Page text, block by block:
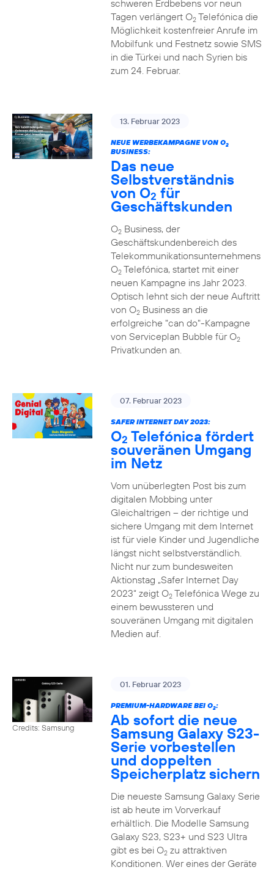
schweren Erdbebens vor neun
Tagen verlängert O2Telefónica die
Möglichkeit kostenfreier Anrufe im
Mobilfunk und Festnetz sowie SMS
in die Türkei und nach Syrien bis
zum 24. Februar.
13. Februar 2023
NEUE WERBEKAMPAGNE VON O2
BUSINESS:
Das neue
Selbstverständnis
von O2 für
Geschäftskunden
O2Business, der
Geschäftskundenbereich des
Telekommunikationsunternehmens
O2Telefónica, startet mit einer
neuen Kampagne ins Jahr 2023.
Optisch lehnt sich der neue Auftritt
von O2Business an die
erfolgreiche "can do"-Kampagne
von Serviceplan Bubble für O2
Privatkunden an.
07. Februar 2023
SAFER INTERNET DAY 2023:
O2 Telefónica fördert
souveränen Umgang
im Netz
Vom unüberlegten Post bis zum
digitalen Mobbing unter
Gleichaltrigen – der richtige und
sichere Umgang mit dem Internet
ist für viele Kinder und Jugendliche
längst nicht selbstverständlich.
Nicht nur zum bundesweiten
Aktionstag „Safer Internet Day
2023“ zeigt O2Telefónica Wege zu
einem bewussteren und
souveränen Umgang mit digitalen
Medien auf.
Credits: Samsung
01. Februar 2023
PREMIUM-HARDWARE BEI O2:
Ab sofort die neue
Samsung Galaxy S23-
Serie vorbestellen
und doppelten
Speicherplatz sichern
Die neueste Samsung Galaxy Serie
ist ab heute im Vorverkauf
erhältlich. Die Modelle Samsung
Galaxy S23, S23+ und S23 Ultra
gibt es bei O2zu attraktiven
Konditionen. Wer eines der Geräte